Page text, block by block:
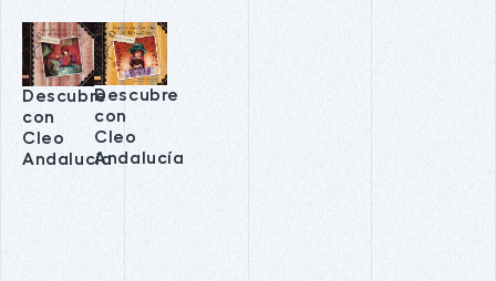
Descubre
con
Cleo
Andalucía
Descubre
con
Cleo
Andalucía